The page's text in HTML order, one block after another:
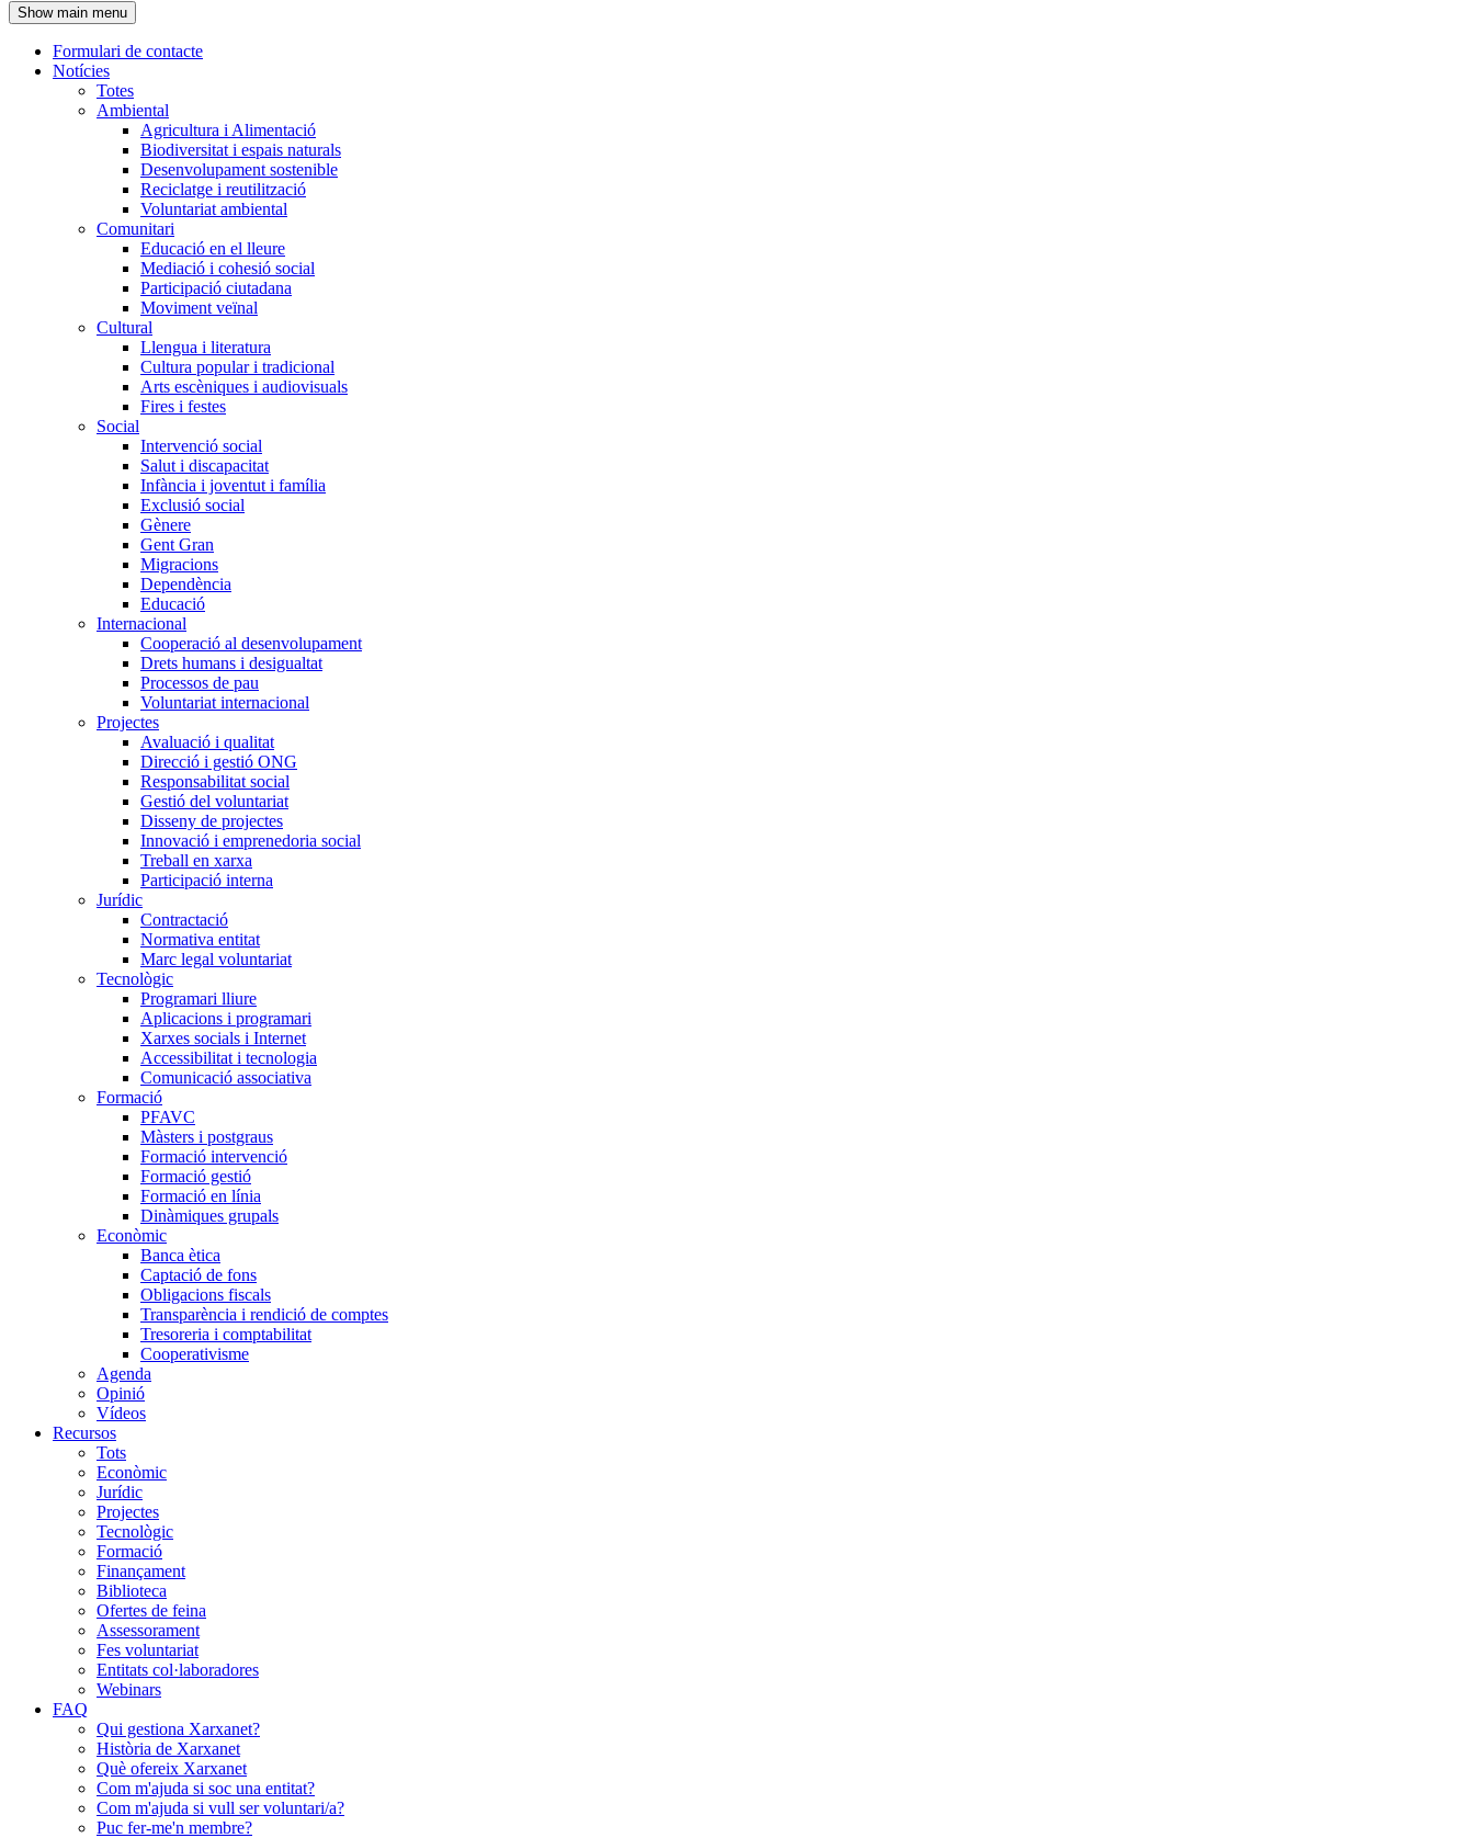
l'encapçalament
Show main menu
Navegació
principal
Formulari de contacte
Notícies
Totes
Ambiental
Agricultura i Alimentació
Biodiversitat i espais naturals
Desenvolupament sostenible
Reciclatge i reutilització
Voluntariat ambiental
Comunitari
Educació en el lleure
Mediació i cohesió social
Participació ciutadana
Moviment veïnal
Cultural
Llengua i literatura
Cultura popular i tradicional
Arts escèniques i audiovisuals
Fires i festes
Social
Intervenció social
Salut i discapacitat
Infància i joventut i família
Exclusió social
Gènere
Gent Gran
Migracions
Dependència
Educació
Internacional
Cooperació al desenvolupament
Drets humans i desigualtat
Processos de pau
Voluntariat internacional
Projectes
Avaluació i qualitat
Direcció i gestió ONG
Responsabilitat social
Gestió del voluntariat
Disseny de projectes
Innovació i emprenedoria social
Treball en xarxa
Participació interna
Jurídic
Contractació
Normativa entitat
Marc legal voluntariat
Tecnològic
Programari lliure
Aplicacions i programari
Xarxes socials i Internet
Accessibilitat i tecnologia
Comunicació associativa
Formació
PFAVC
Màsters i postgraus
Formació intervenció
Formació gestió
Formació en línia
Dinàmiques grupals
Econòmic
Banca ètica
Captació de fons
Obligacions fiscals
Transparència i rendició de comptes
Tresoreria i comptabilitat
Cooperativisme
Agenda
Opinió
Vídeos
Recursos
Tots
Econòmic
Jurídic
Projectes
Tecnològic
Formació
Finançament
Biblioteca
Ofertes de feina
Assessorament
Fes voluntariat
Entitats col·laboradores
Webinars
FAQ
Qui gestiona Xarxanet?
Història de Xarxanet
Què ofereix Xarxanet
Com m'ajuda si soc una entitat?
Com m'ajuda si vull ser voluntari/a?
Puc fer-me'n membre?